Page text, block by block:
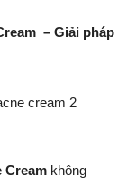
– Giải pháp
Cream không